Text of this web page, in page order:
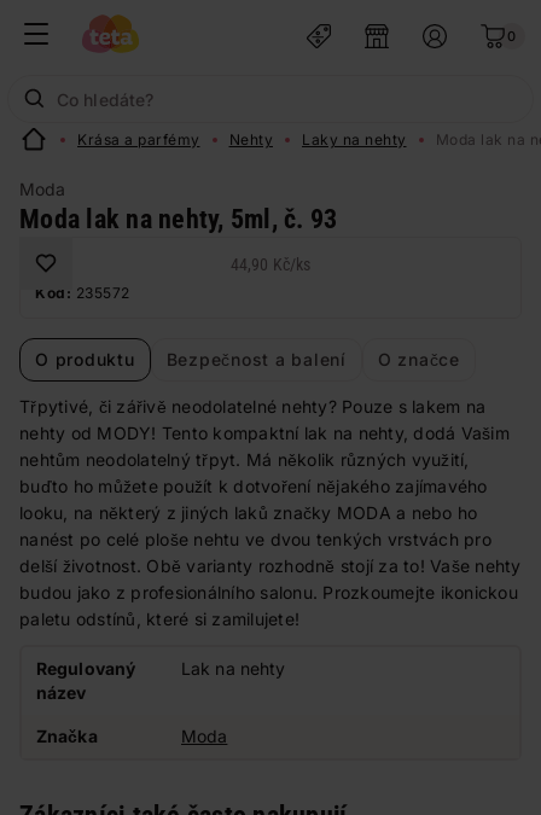
0
Krása a parfémy Nehty Laky na nehty Moda lak na
Moda
Moda lak na nehty, 5ml, č. 93
44,90 Kč/ks
Kód: 235572
O produktu Bezpečnost a balení O značce
Třpytivé, či zářivě neodolatelné nehty? Pouze s lakem na
nehty od MODY! Tento kompaktní lak na nehty, dodá Vašim
nehtům neodolatelný třpyt. Má několik různých využití,
buďto ho můžete použít k dotvoření nějakého zajímavého
looku, na některý z jiných laků značky MODA a nebo ho
nanést po celé ploše nehtu ve dvou tenkých vrstvách pro
delší životnost. Obě varianty rozhodně stojí za to! Vaše nehty
budou jako z profesionálního salonu. Prozkoumejte ikonickou
paletu odstínů, které si zamilujete!
Regulovaný
název
Lak na nehty
Značka Moda